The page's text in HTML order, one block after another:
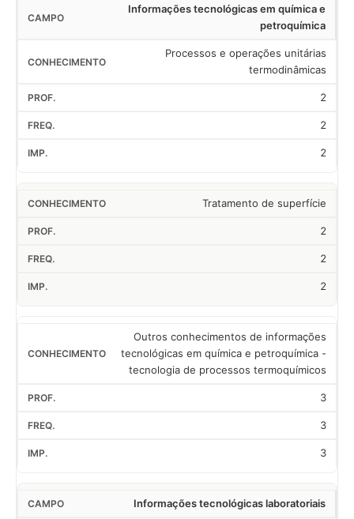
Informações tecnológicas em química e
petroquímica
Processos e operações unitárias
termodinâmicas
2
2
2
Tratamento de superfície
2
2
2
Outros conhecimentos de informações
tecnológicas em química e petroquímica -
tecnologia de processos termoquímicos
3
3
3
Informações tecnológicas laboratoriais